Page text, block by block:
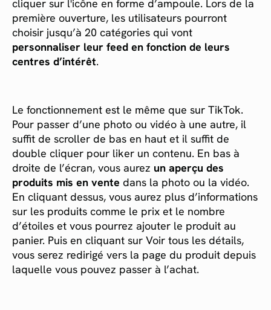
cliquer sur l'icône en forme d’ampoule. Lors de la
première ouverture, les utilisateurs pourront
choisir jusqu’à 20 catégories qui vont
personnaliser leur feed en fonction de leurs
centres d’intérêt.
Le fonctionnement est le même que sur TikTok.
Pour passer d’une photo ou vidéo à une autre, il
suffit de scroller de bas en haut et il suffit de
double cliquer pour liker un contenu. En bas à
droite de l’écran, vous aurez un aperçu des
produits mis en vente dans la photo ou la vidéo.
En cliquant dessus, vous aurez plus d’informations
sur les produits comme le prix et le nombre
d’étoiles et vous pourrez ajouter le produit au
panier. Puis en cliquant sur Voir tous les détails,
vous serez redirigé vers la page du produit depuis
laquelle vous pouvez passer à l’achat.